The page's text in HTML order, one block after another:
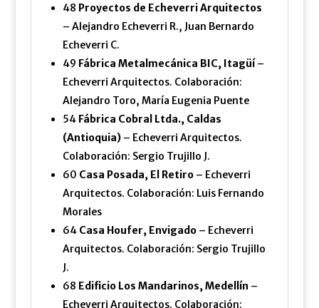
48 Proyectos de Echeverri Arquitectos
– Alejandro Echeverri R., Juan Bernardo
Echeverri C.
49 Fábrica Metalmecánica BIC, Itagüí–
Echeverri Arquitectos. Colaboración:
Alejandro Toro, María Eugenia Puente
54 Fábrica Cobral Ltda., Caldas
(Antioquia)– Echeverri Arquitectos.
Colaboración: Sergio Trujillo J.
60 Casa Posada, El Retiro– Echeverri
Arquitectos. Colaboración: Luis Fernando
Morales
64 Casa Houfer, Envigado– Echeverri
Arquitectos. Colaboración: Sergio Trujillo
J.
68 Edificio Los Mandarinos, Medellín –
Echeverri Arquitectos. Colaboración: